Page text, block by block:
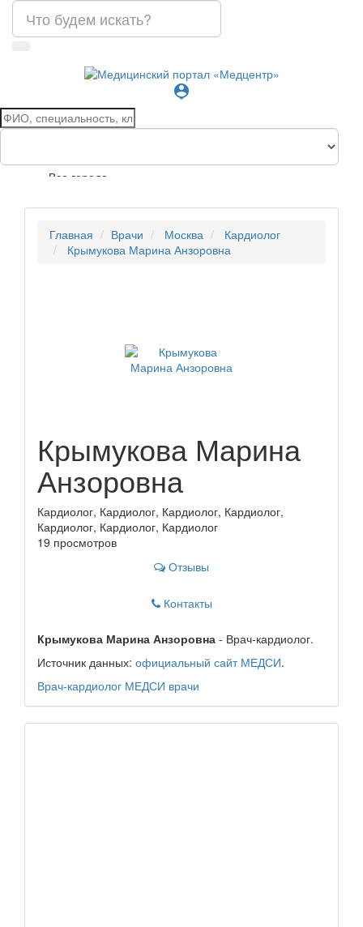
person_pin
Все города
Главная Врачи Москва
Кардиолог
Крымукова Марина Анзоровна
Крымукова Марина
Анзоровна
Кардиолог, Кардиолог, Кардиолог, Кардиолог,
Кардиолог, Кардиолог, Кардиолог
19 просмотров
Отзывы
Контакты
Крымукова Марина Анзоровна - Врач-кардиолог.
Источник данных: официальный сайт МЕДСИ.
Врач-кардиолог МЕДСИ врачи